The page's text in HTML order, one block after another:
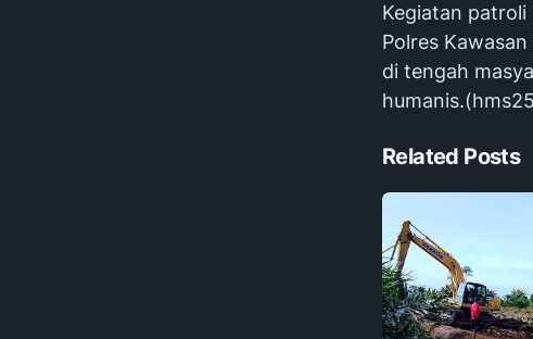
Kegiatan patroli
Polres
di tengah
Related Posts